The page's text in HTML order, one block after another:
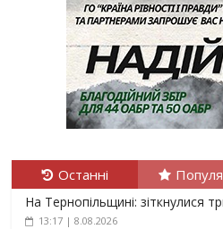
Останні
На Тернопільщині: зіткнулися
13:17 | 8.08.2026